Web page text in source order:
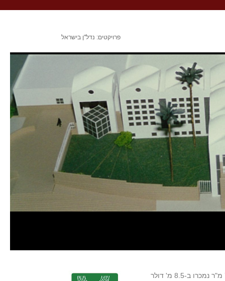
פרויקטים: נדל"ן בישראל
מתוך 'הארץ' 1996: 7000 מ"ר נמכרו ב-8.5 מ' דולר